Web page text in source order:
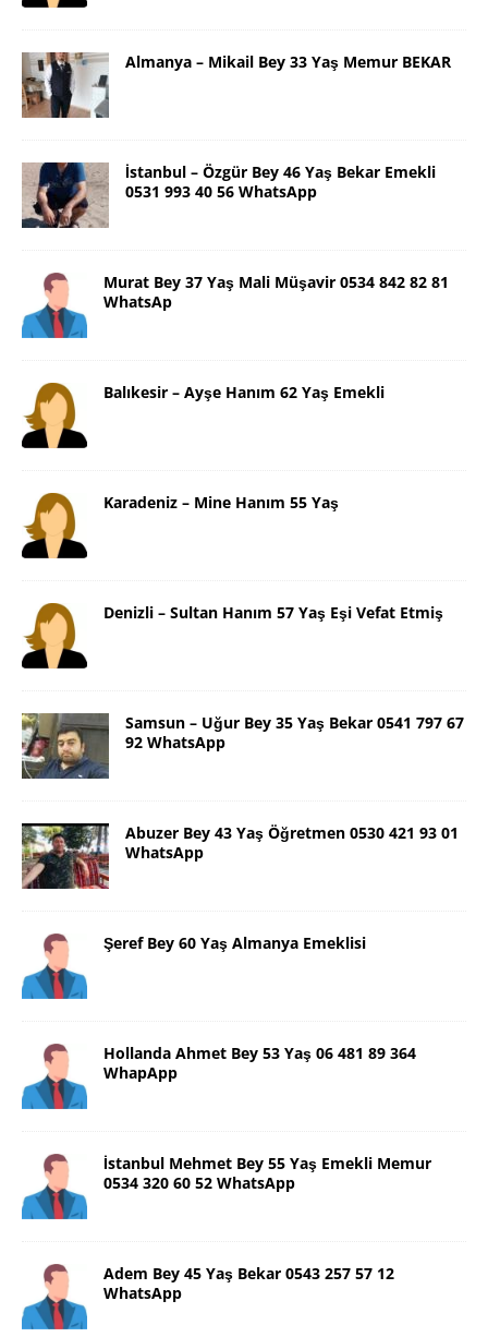
Almanya – Mikail Bey 33 Yaş Memur BEKAR
İstanbul – Özgür Bey 46 Yaş Bekar Emekli
0531 993 40 56 WhatsApp
Murat Bey 37 Yaş Mali Müşavir 0534 842 82 81
WhatsAp
Balıkesir – Ayşe Hanım 62 Yaş Emekli
Karadeniz – Mine Hanım 55 Yaş
Denizli – Sultan Hanım 57 Yaş Eşi Vefat Etmiş
Samsun – Uğur Bey 35 Yaş Bekar 0541 797 67
92 WhatsApp
Abuzer Bey 43 Yaş Öğretmen 0530 421 93 01
WhatsApp
Şeref Bey 60 Yaş Almanya Emeklisi
Hollanda Ahmet Bey 53 Yaş 06 481 89 364
WhapApp
İstanbul Mehmet Bey 55 Yaş Emekli Memur
0534 320 60 52 WhatsApp
Adem Bey 45 Yaş Bekar 0543 257 57 12
WhatsApp